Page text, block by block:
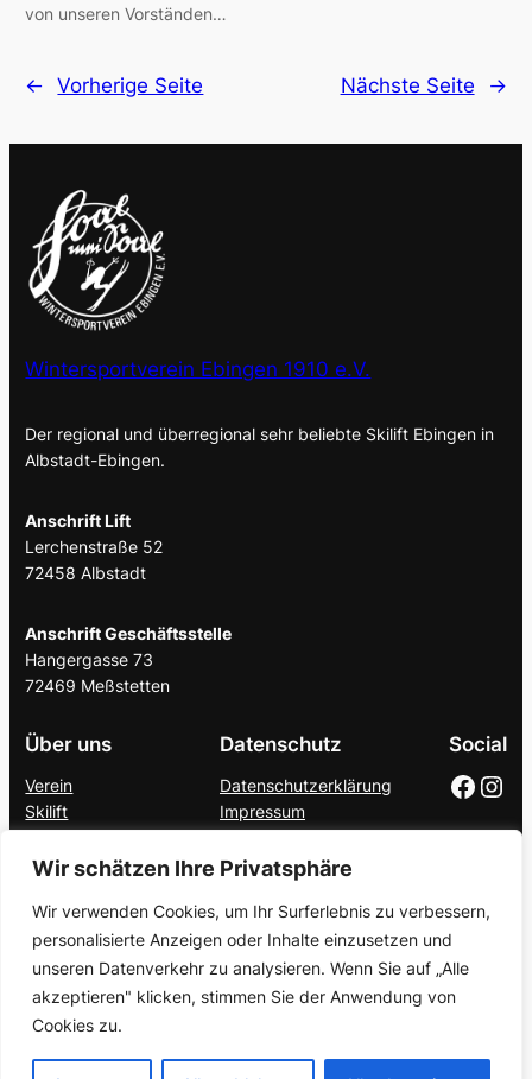
Wir schätzen Ihre Privatsphäre
Wir verwenden Cookies, um Ihr Surferlebnis zu verbessern,
personalisierte Anzeigen oder Inhalte einzusetzen und
unseren Datenverkehr zu analysieren. Wenn Sie auf „Alle
akzeptieren" klicken, stimmen Sie der Anwendung von
Cookies zu.
von unseren Vorständen…
← Vorherige Seite Nächste Seite →
Wintersportverein Ebingen 1910 e.V.
Der regional und überregional sehr beliebte Skilift Ebingen in
Albstadt-Ebingen.
Anschrift Lift
Lerchenstraße 52
72458 Albstadt
Anschrift Geschäftsstelle
Hangergasse 73
72469 Meßstetten
Über uns
Verein
Skilift
Rennsport
Skihütte
SnowShareFamily
Skibörse
Datenschutz
Datenschutzerklärung
Impressum
Social
Facebook https://www.instagram.com/wsv_ebingen_/